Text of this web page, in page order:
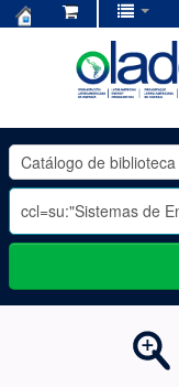
OLADE
-